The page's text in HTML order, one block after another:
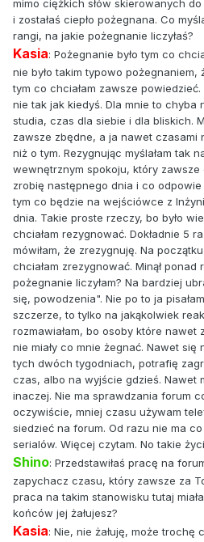
mimo ciężkich słów skierowanych
i zostałaś ciepło pożegnana. Co
rangi, na jakie pożegnanie liczyłaś?
Kasia: Pożegnanie było tym co
nie było takim typowo pożegnaniem,
tym co chciałam zawsze
nie tak jak kiedyś. Dla mnie to chyba
studia, czas dla siebie i dla bliskich.
zawsze zbędne, a ja nawet czasami
niż o tym. Rezygnując myślałam tak
wewnętrznym spokoju, który zawsze
zrobię następnego dnia i co odpowie
tym co będzie na wejściówce z
dnia. Takie proste rzeczy, bo było
chciałam rezygnować. Dokładnie 5
mówiłam, że zrezygnuję. Na
chciałam zrezygnować. Minął ponad
pożegnanie liczyłam? Na bardziej
się, powodzenia". Nie po to ja
szczerze, to tylko na jakąkolwiek
rozmawiałam, bo osoby które nawet
nie miały co mnie żegnać. Nawet się
tych dwóch tygodniach, potrafię
czas, albo na wyjście gdzieś. Nawet
inaczej. Nie ma sprawdzania forum
oczywiście, mniej czasu używam
siedzieć na forum. Od razu nie ma co
serialów. Więcej czytam. No takie
Shino: Przedstawiłaś pracę na
zapychacz czasu, który zawsze za
praca na takim stanowisku tutaj
końców jej żałujesz?
Kasia: Nie, nie żałuję, może trochę